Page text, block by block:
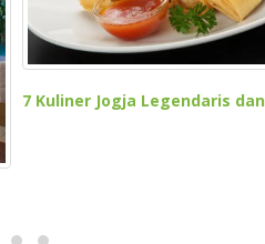
7 Kuliner Jogja Legendaris